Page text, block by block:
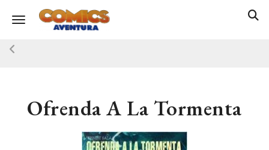
Toggle navigation
Ofrenda A La Tormenta